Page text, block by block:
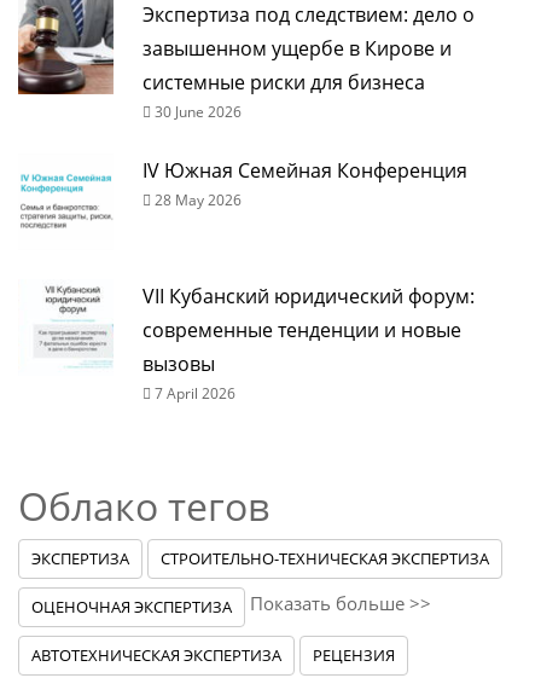
Экспертиза под следствием: дело о
завышенном ущербе в Кирове и
системные риски для бизнеса
30 June 2026
IV Южная Семейная Конференция
28 May 2026
VII Кубанский юридический форум:
современные тенденции и новые
вызовы
7 April 2026
Облако тегов
ЭКСПЕРТИЗА СТРОИТЕЛЬНО-ТЕХНИЧЕСКАЯ ЭКСПЕРТИЗА
ОЦЕНОЧНАЯ ЭКСПЕРТИЗА
АВТОТЕХНИЧЕСКАЯ ЭКСПЕРТИЗА РЕЦЕНЗИЯ
Показать больше >>